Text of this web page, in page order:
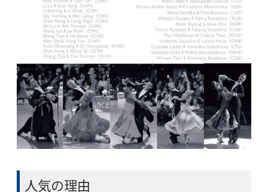
人気の理由